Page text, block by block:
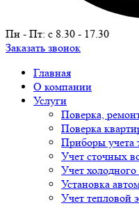
Пн - Пт: c 8.30 - 17.30
Заказать звонок
Главная
О компании
Услуги
Поверка,
Поверка
Приборы учета
Учет сточных
Учет
Установка
Учет тепловой